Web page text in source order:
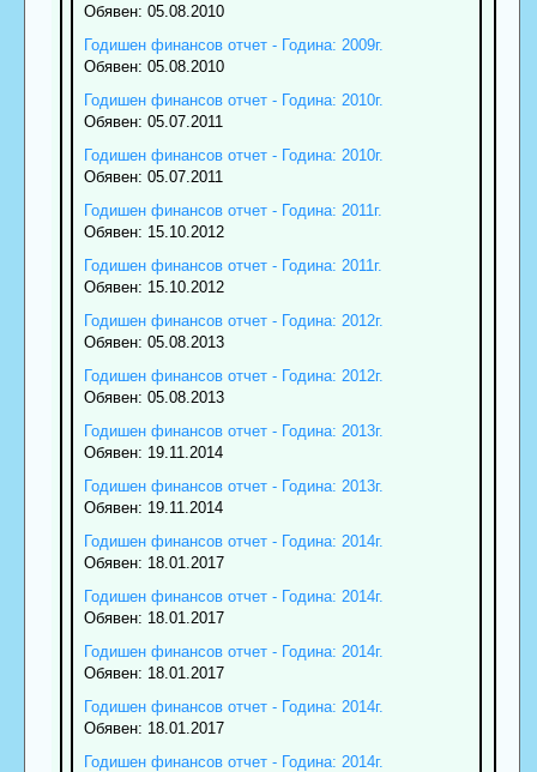
Обявен: 05.08.2010
Годишен финансов отчет - Година: 2009г.
Обявен: 05.08.2010
Годишен финансов отчет - Година: 2010г.
Обявен: 05.07.2011
Годишен финансов отчет - Година: 2010г.
Обявен: 05.07.2011
Годишен финансов отчет - Година: 2011г.
Обявен: 15.10.2012
Годишен финансов отчет - Година: 2011г.
Обявен: 15.10.2012
Годишен финансов отчет - Година: 2012г.
Обявен: 05.08.2013
Годишен финансов отчет - Година: 2012г.
Обявен: 05.08.2013
Годишен финансов отчет - Година: 2013г.
Обявен: 19.11.2014
Годишен финансов отчет - Година: 2013г.
Обявен: 19.11.2014
Годишен финансов отчет - Година: 2014г.
Обявен: 18.01.2017
Годишен финансов отчет - Година: 2014г.
Обявен: 18.01.2017
Годишен финансов отчет - Година: 2014г.
Обявен: 18.01.2017
Годишен финансов отчет - Година: 2014г.
Обявен: 18.01.2017
Годишен финансов отчет - Година: 2014г.